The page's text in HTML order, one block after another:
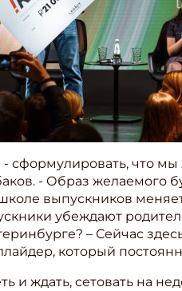
- сформулировать, что
- Образ желаемого
выпускников
убеждают
– Сейчас
который
и ждать, сетовать на